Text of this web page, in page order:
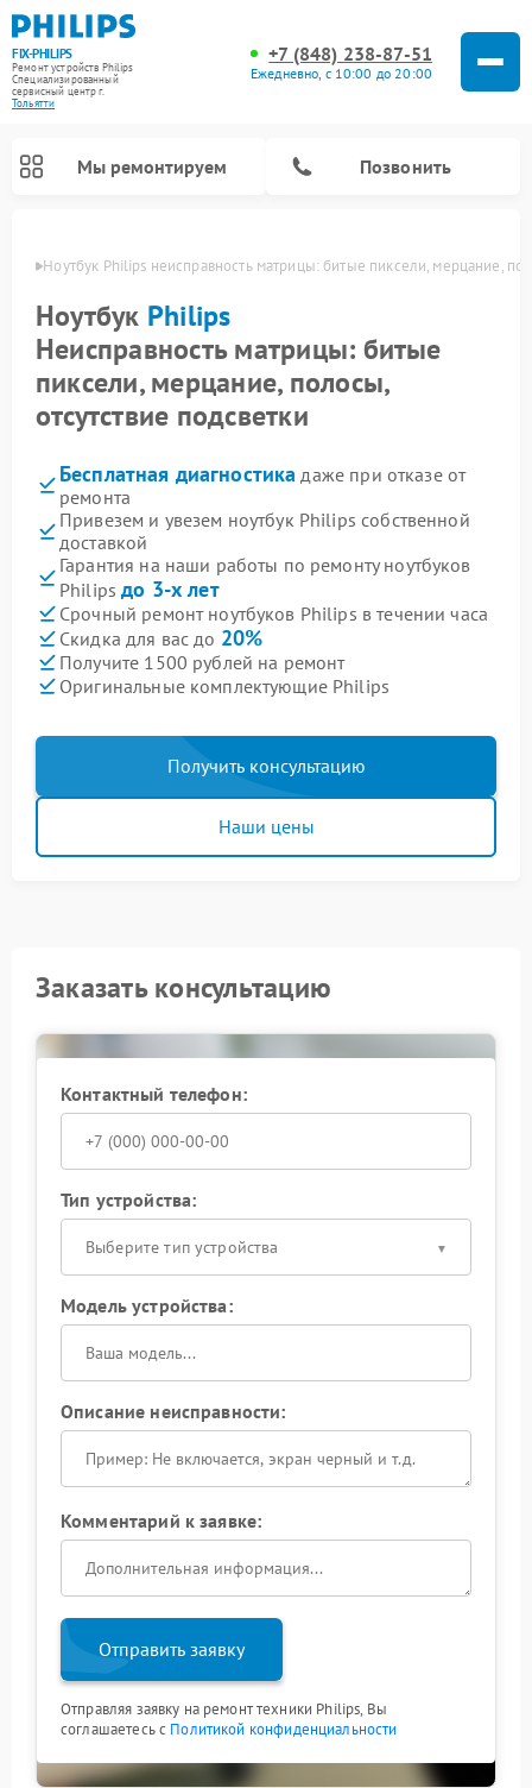
FIX-PHILIPS
Ремонт устройств Philips
Специализированный
cервисный центр г.
Тольятти
+7 (848) 238-87-51
Ежедневно, с 10:00 до 20:00
Мы ремонтируем Позвонить
Ноутбук Philips неисправность матрицы: битые пиксели, мерцание,
Ноутбук Philips
Неисправность матрицы: битые
пиксели, мерцание, полосы,
отсутствие подсветки
Бесплатная диагностика даже при отказе от
ремонта
Привезем и увезем ноутбук Philips собственной
доставкой
Гарантия на наши работы по ремонту ноутбуков
Philipsдо 3-х лет
Срочный ремонт ноутбуков Philips в течении часа
Скидка для вас до 20%
Получите 1500 рублей на ремонт
Оригинальные комплектующие Philips
Получить консультацию
Наши цены
Заказать консультацию
Контактный телефон:
Тип устройства:
Выберите тип устройства
Модель устройства:
Описание неисправности:
Комментарий к заявке:
Отправить заявку
Отправляя заявку на ремонт техники Philips, Вы
соглашаетесь с Политикой конфиденциальности